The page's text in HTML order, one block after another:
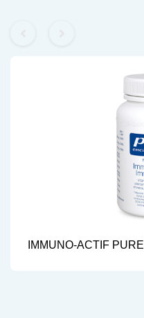
IMMUNO-ACTIF PURE